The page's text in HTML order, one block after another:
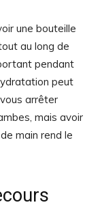
une bouteille
au long de
pendant
peut
arrêter
mais avoir
main rend le